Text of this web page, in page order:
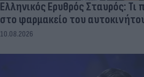
Ελληνικός Ερυθρός Σταυρός: Τι
στο φαρμακείο του
10.08.2026